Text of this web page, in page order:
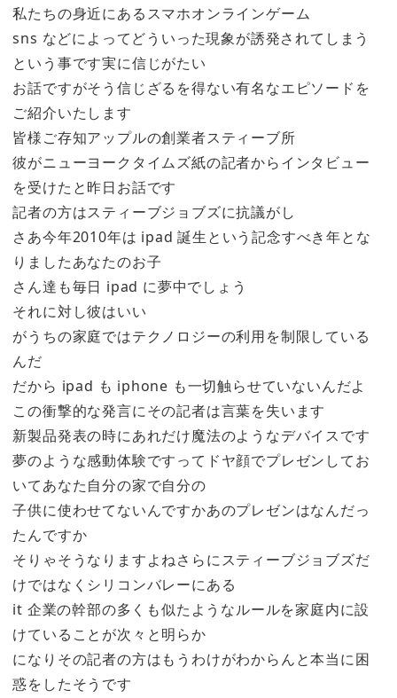
私たちの身近にあるスマホオンラインゲーム
sns などによってどういった現象が誘発されてしまう
という事です実に信じがたい
お話ですがそう信じざるを得ない有名なエピソードを
ご紹介いたします
皆様ご存知アップルの創業者スティーブ所
彼がニューヨークタイムズ紙の記者からインタビュー
を受けたと昨日お話です
記者の方はスティーブジョブズに抗議がし
さあ今年2010年は ipad 誕生という記念すべき年とな
りましたあなたのお子
さん達も毎日 ipad に夢中でしょう
それに対し彼はいい
がうちの家庭ではテクノロジーの利用を制限している
んだ
だから ipad も iphone も一切触らせていないんだよ
この衝撃的な発言にその記者は言葉を失います
新製品発表の時にあれだけ魔法のようなデバイスです
夢のような感動体験ですってドヤ顔でプレゼンしてお
いてあなた自分の家で自分の
子供に使わせてないんですかあのプレゼンはなんだっ
たんですか
そりゃそうなりますよねさらにスティーブジョブズだ
けではなくシリコンバレーにある
it 企業の幹部の多くも似たようなルールを家庭内に設
けていることが次々と明らか
になりその記者の方はもうわけがわからんと本当に困
惑をしたそうです